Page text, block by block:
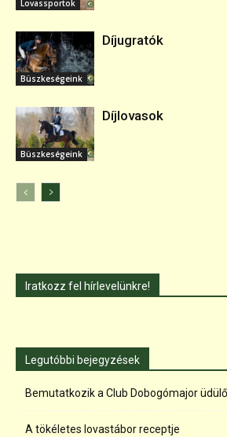
Lovassportok
Büszkeségeink
Díjugratók
Büszkeségeink
Díjlovasok
Iratkozz fel hírlevelünkre!
Legutóbbi bejegyzések
Bemutatkozik a Club Dobogómajor
A tökéletes lovastábor receptje